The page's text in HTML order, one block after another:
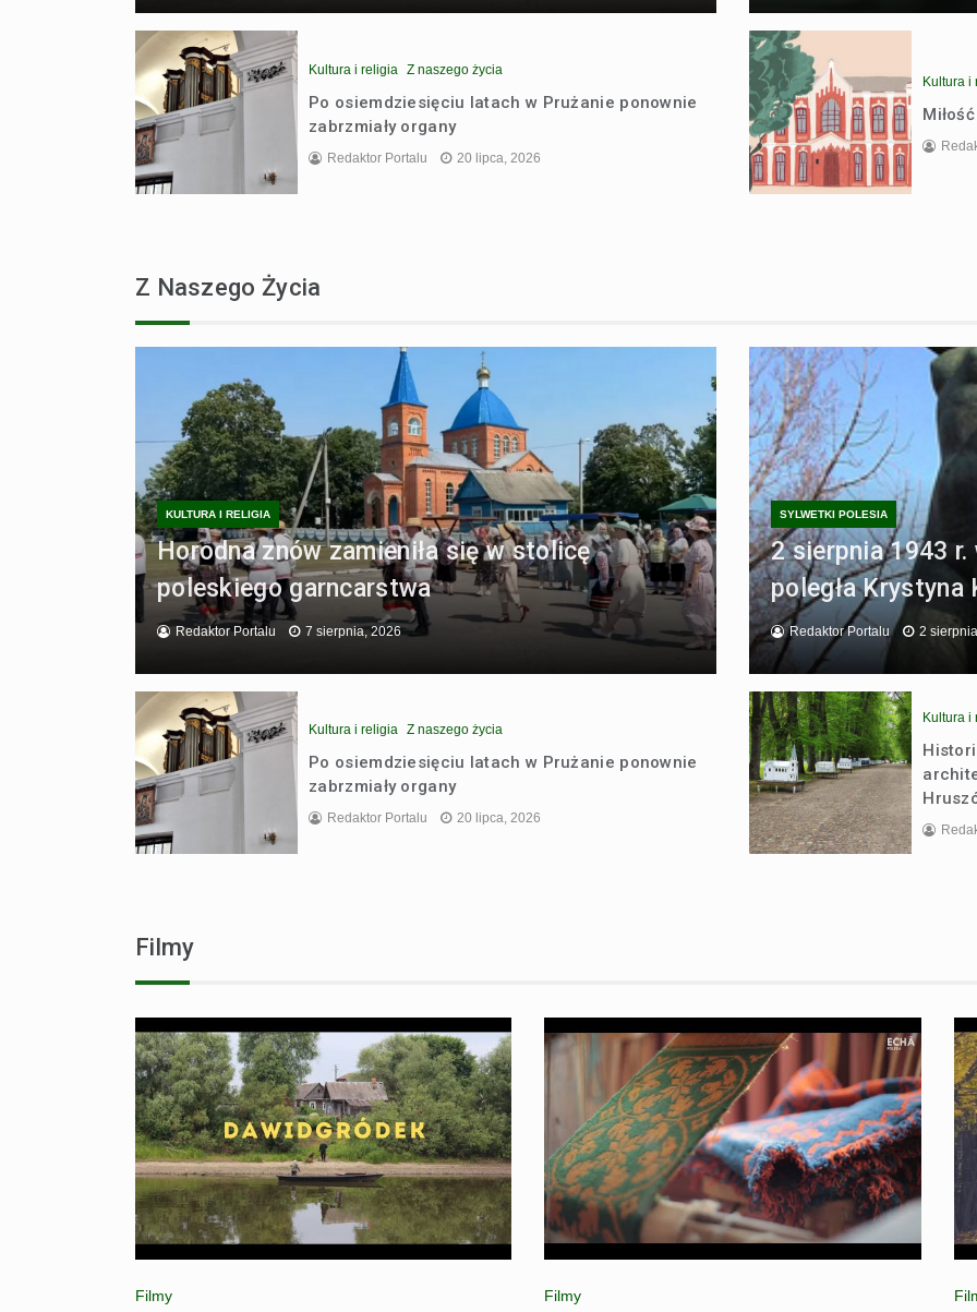
Kultura i religia Z naszego życia
Po osiemdziesięciu latach w Prużanie ponownie
zabrzmiały organy
Redaktor Portalu 20 lipca, 2026
Kultura i
Z Naszego Życia
KULTURA I RELIGIA
Horodna znów zamieniła się w stolicę
poleskiego garncarstwa
Redaktor Portalu 7 sierpnia, 2026
SYLWETKI POLESIA
2 sierpnia 1943
poległa Krystyna
Redaktor Portalu 2
Kultura i religia Z naszego życia
Po osiemdziesięciu latach w Prużanie ponownie
zabrzmiały organy
Redaktor Portalu 20 lipca, 2026
Kultura i
Filmy
Filmy Filmy